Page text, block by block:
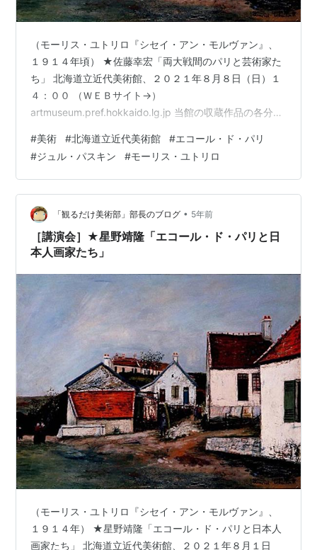
（モーリス・ユトリロ『シセイ・アン・モルヴァン』、
１９１４年頃） ★佐藤幸宏「両大戦間のパリと芸術家た
ち」 北海道立近代美術館、２０２１年８月８日（日）１
４：００ （ＷＥＢサイト→）
artmuseum.pref.hokkaido.lg.jp 当館の収蔵作品の各分野
リーズ」。第２回目となる本展では「エコール・ド・パ
リ」コレクションを、「人間 異境の街角」「風景 追想の
街角」「物語 幻影の街角」という３つの切り口からご紹
介いたします。 （ジュル・パスキン『花束をもつ少
女』、１９２５－２６年） エコール・ド・パリは、１９
２０年代から３０年代、両大戦…
#美術 #北海道立近代美術館 #エコール・ド・パリ
#ジュル・パスキン #モーリス・ユトリロ
「観るだけ美術部」部長のブログ • 5年前
［講演会］★星野靖隆「エコール・ド・パリと日
本人画家たち」
（モーリス・ユトリロ『シセイ・アン・モルヴァン』、
１９１４年） ★星野靖隆「エコール・ド・パリと日本人
画家たち」 北海道立近代美術館、２０２１年８月１日